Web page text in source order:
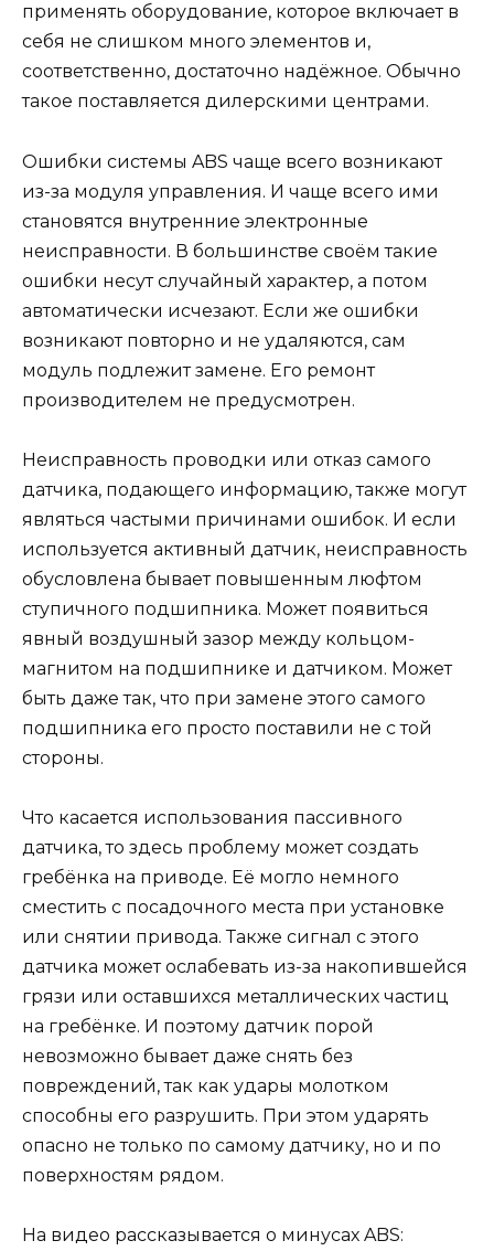
применять оборудование, которое включает в
себя не слишком много элементов и,
соответственно, достаточно надёжное. Обычно
такое поставляется дилерскими центрами.
Ошибки системы ABS чаще всего возникают
из-за модуля управления. И чаще всего ими
становятся внутренние электронные
неисправности. В большинстве своём такие
ошибки несут случайный характер, а потом
автоматически исчезают. Если же ошибки
возникают повторно и не удаляются, сам
модуль подлежит замене. Его ремонт
производителем не предусмотрен.
Неисправность проводки или отказ самого
датчика, подающего информацию, также могут
являться частыми причинами ошибок. И если
используется активный датчик, неисправность
обусловлена бывает повышенным люфтом
ступичного подшипника. Может появиться
явный воздушный зазор между кольцом-
магнитом на подшипнике и датчиком. Может
быть даже так, что при замене этого самого
подшипника его просто поставили не с той
стороны.
Что касается использования пассивного
датчика, то здесь проблему может создать
гребёнка на приводе. Её могло немного
сместить с посадочного места при установке
или снятии привода. Также сигнал с этого
датчика может ослабевать из-за накопившейся
грязи или оставшихся металлических частиц
на гребёнке. И поэтому датчик порой
невозможно бывает даже снять без
повреждений, так как удары молотком
способны его разрушить. При этом ударять
опасно не только по самому датчику, но и по
поверхностям рядом.
На видео рассказывается о минусах ABS: